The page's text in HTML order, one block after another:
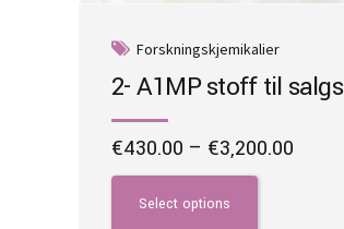
Forskningskjemikalier
2- A1MP stoff til salgs
€430.00 – €3,200.00
Select options
This
product